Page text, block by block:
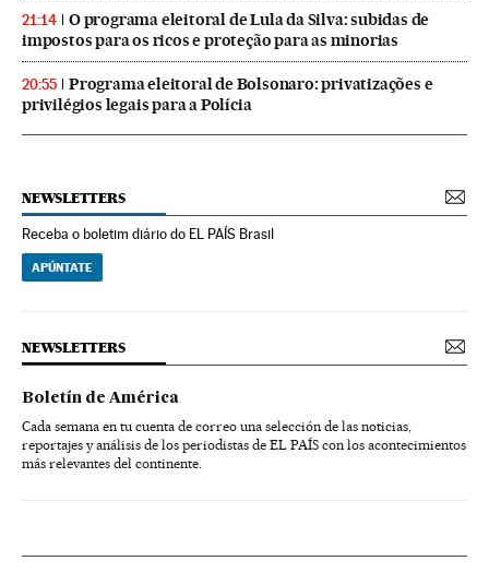
21:14
O programa eleitoral de Lula da Silva: subidas de
impostos para os ricos e proteção para as minorias
20:55
Programa eleitoral de Bolsonaro: privatizações e
privilégios legais para a Polícia
NEWSLETTERS
Receba o boletim diário do EL PAÍS Brasil
APÚNTATE
NEWSLETTERS
Boletín de América
Cada semana en tu cuenta de correo una selección de las noticias,
reportajes y análisis de los periodistas de EL PAÍS con los acontecimientos
más relevantes del continente.